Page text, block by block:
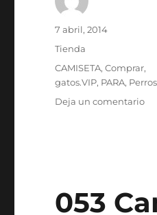
Autor
Publicado
el
7 abril, 2014
Categorías
Tienda
Etiquetas
CAMISETA,Comprar,
gatos.VIP, PARA, Perros
Deja un comentarioen
053